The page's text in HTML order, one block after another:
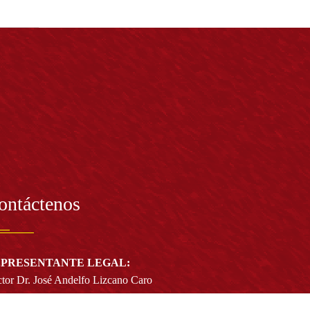
LEGAL:
Dr. José Andelfo Lizcano Caro